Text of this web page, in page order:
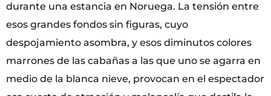
durante una estancia en Noruega. La tensión entre
esos grandes fondos sin figuras, cuyo
despojamiento asombra, y esos diminutos colores
marrones de las cabañas a las que uno se agarra en
medio de la blanca nieve, provocan en el espectador